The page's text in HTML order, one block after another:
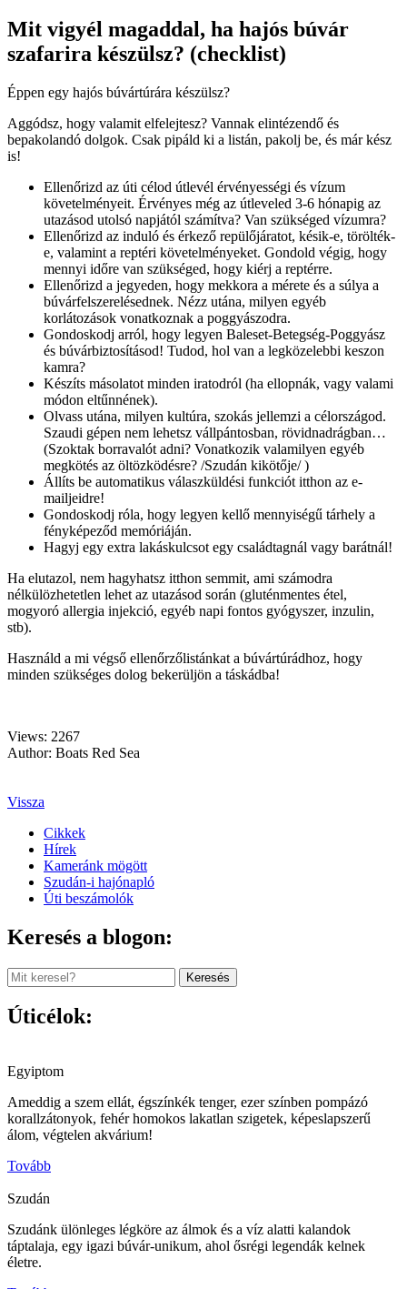
Mit vigyél magaddal, ha hajós búvár
szafarira készülsz? (checklist)
Éppen egy hajós búvártúrára készülsz?
Aggódsz, hogy valamit elfelejtesz? Vannak elintézendő és
bepakolandó dolgok. Csak pipáld ki a listán, pakolj be, és már kész
is!
Ellenőrizd az úti célod útlevél érvényességi és vízum
követelményeit. Érvényes még az útleveled 3-6 hónapig az
utazásod utolsó napjától számítva? Van szükséged vízumra?
Ellenőrizd az induló és érkező repülőjáratot, késik-e, törölték-
e, valamint a reptéri követelményeket. Gondold végig, hogy
mennyi időre van szükséged, hogy kiérj a reptérre.
Ellenőrizd a jegyeden, hogy mekkora a mérete és a súlya a
búvárfelszerelésednek. Nézz utána, milyen egyéb
korlátozások vonatkoznak a poggyászodra.
Gondoskodj arról, hogy legyen Baleset-Betegség-Poggyász
és búvárbiztosításod! Tudod, hol van a legközelebbi keszon
kamra?
Készíts másolatot minden iratodról (ha ellopnák, vagy valami
módon eltűnnének).
Olvass utána, milyen kultúra, szokás jellemzi a célországod.
Szaudi gépen nem lehetsz vállpántosban, rövidnadrágban…
(Szoktak borravalót adni? Vonatkozik valamilyen egyéb
megkötés az öltözködésre? /Szudán kikötője/ )
Állíts be automatikus válaszküldési funkciót itthon az e-
mailjeidre!
Gondoskodj róla, hogy legyen kellő mennyiségű tárhely a
fényképeződ memóriáján.
Hagyj egy extra lakáskulcsot egy családtagnál vagy barátnál!
Ha elutazol, nem hagyhatsz itthon semmit, ami számodra
nélkülözhetetlen lehet az utazásod során (gluténmentes étel,
mogyoró allergia injekció, egyéb napi fontos gyógyszer, inzulin,
stb).
Használd a mi végső ellenőrzőlistánkat a búvártúrádhoz, hogy
minden szükséges dolog bekerüljön a táskádba!
Views: 2267
Author: Boats Red Sea
Vissza
Cikkek
Hírek
Kameránk mögött
Szudán-i hajónapló
Úti beszámolók
Keresés a blogon:
Keresés
Úticélok:
Egyiptom
Ameddig a szem ellát, égszínkék tenger, ezer színben pompázó
korallzátonyok, fehér homokos lakatlan szigetek, képeslapszerű
álom, végtelen akvárium!
Tovább
Szudán
Szudánk ülönleges légköre az álmok és a víz alatti kalandok
táptalaja, egy igazi búvár-unikum, ahol ősrégi legendák kelnek
életre.